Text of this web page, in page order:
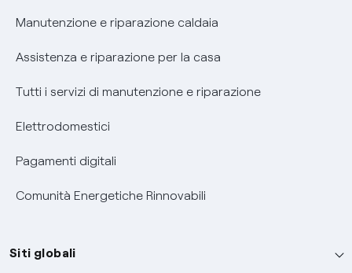
Informativa RAEE
Manutenzione e riparazione caldaia
Assistenza e riparazione per la casa
Tutti i servizi di manutenzione e riparazione
Elettrodomestici
Pagamenti digitali
Comunità Energetiche Rinnovabili
Siti globali